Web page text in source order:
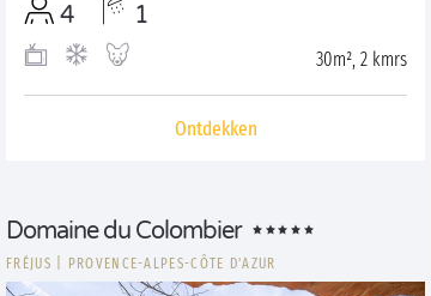
4 1
30m², 2 kmrs
Ontdekken
Domaine du Colombier
FRÉJUS PROVENCE-ALPES-CÔTE D'AZUR